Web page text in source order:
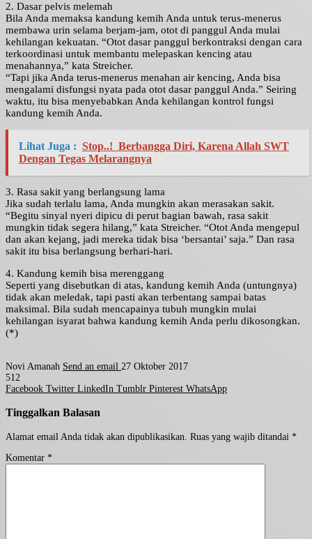
2. Dasar pelvis melemah
Bila Anda memaksa kandung kemih Anda untuk terus-menerus
membawa urin selama berjam-jam, otot di panggul Anda mulai
kehilangan kekuatan. “Otot dasar panggul berkontraksi dengan cara
terkoordinasi untuk membantu melepaskan kencing atau
menahannya,” kata Streicher.
“Tapi jika Anda terus-menerus menahan air kencing, Anda bisa
mengalami disfungsi nyata pada otot dasar panggul Anda.” Seiring
waktu, itu bisa menyebabkan Anda kehilangan kontrol fungsi
kandung kemih Anda.
Lihat Juga : Stop..! Berbangga Diri, Karena Allah SWT
Dengan Tegas Melarangnya
3. Rasa sakit yang berlangsung lama
Jika sudah terlalu lama, Anda mungkin akan merasakan sakit.
“Begitu sinyal nyeri dipicu di perut bagian bawah, rasa sakit
mungkin tidak segera hilang,” kata Streicher. “Otot Anda mengepul
dan akan kejang, jadi mereka tidak bisa ‘bersantai’ saja.” Dan rasa
sakit itu bisa berlangsung berhari-hari.
4. Kandung kemih bisa merenggang
Seperti yang disebutkan di atas, kandung kemih Anda (untungnya)
tidak akan meledak, tapi pasti akan terbentang sampai batas
maksimal. Bila sudah mencapainya tubuh mungkin mulai
kehilangan isyarat bahwa kandung kemih Anda perlu dikosongkan.
(*)
Novi Amanah Send an email 27 Oktober 2017
512
Facebook Twitter LinkedIn Tumblr Pinterest WhatsApp
Tinggalkan Balasan
Alamat email Anda tidak akan dipublikasikan. Ruas yang wajib ditandai *
Komentar *